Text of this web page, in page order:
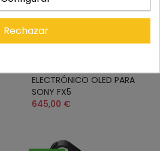
ELECTRÓNICO OLED PARA
SONY FX5
645,00 €
Rechazar